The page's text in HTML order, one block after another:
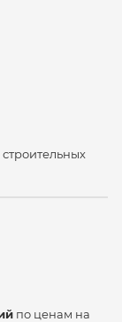
по ценам на